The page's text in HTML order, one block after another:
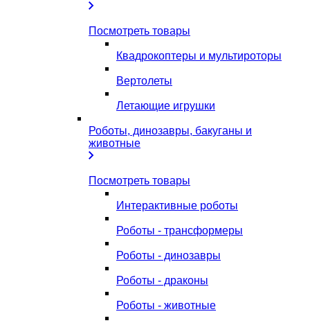
Посмотреть товары
Квадрокоптеры и мультироторы
Вертолеты
Летающие игрушки
Роботы, динозавры, бакуганы и
животные
Посмотреть товары
Интерактивные роботы
Роботы - трансформеры
Роботы - динозавры
Роботы - драконы
Роботы - животные